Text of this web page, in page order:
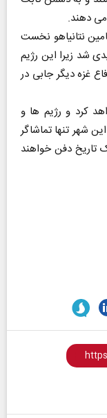
دهند.
نتانیاهو نخست
شد زیرا این رژیم
غزه دیگر جابی در
کرد و رژیم ها و
شهر تنها تماشاگر
تاریخ دفن خواهند